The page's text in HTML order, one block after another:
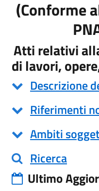
(Conforme
Atti relativi
di lavori,
Descrizione
Riferimenti
Ambiti
Ricerca
Ultimo